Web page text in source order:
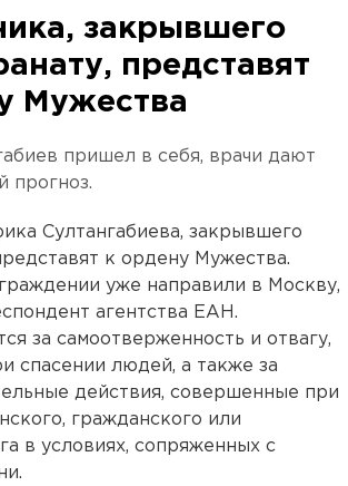
закрывшего
представят
Мужества
пришел в себя, врачи дают
прогноз.
Султангабиева, закрывшего
к ордену Мужества.
уже направили в Москву,
агентства ЕАН.
за самоотверженность и отвагу,
спасении людей, а также за
действия, совершенные при
гражданского или
в условиях, сопряженных с